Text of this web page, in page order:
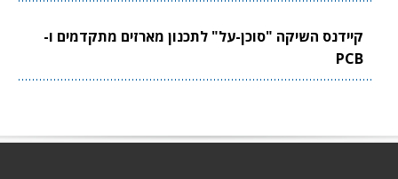
קיידנס השיקה "סוכן-על" לתכנון מארזים מתקדמים ו-
PCB